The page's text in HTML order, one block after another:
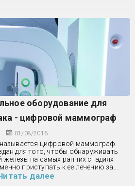
оборудование для
- цифровой маммограф
01/08/2016
цифровой маммограф.
для того, чтобы обнаруживать
на самых ранних стадиях
приступать к ее лечению за...
далее